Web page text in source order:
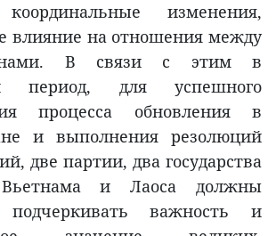
координальные изменения,
влияние на отношения между
В связи с этим в
период, для успешного
процесса обновления в
и выполнения резолюций
две партии, два государства
и Лаоса должны
подчеркивать важность и